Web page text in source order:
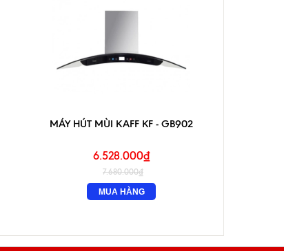
MÁY HÚT MÙI KAFF KF - GB902
6.528.000₫
7.680.000₫
MUA HÀNG